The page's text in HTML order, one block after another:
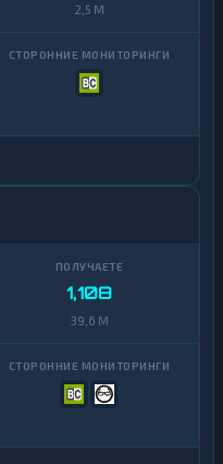
2,5 M
1,108
39,6 M